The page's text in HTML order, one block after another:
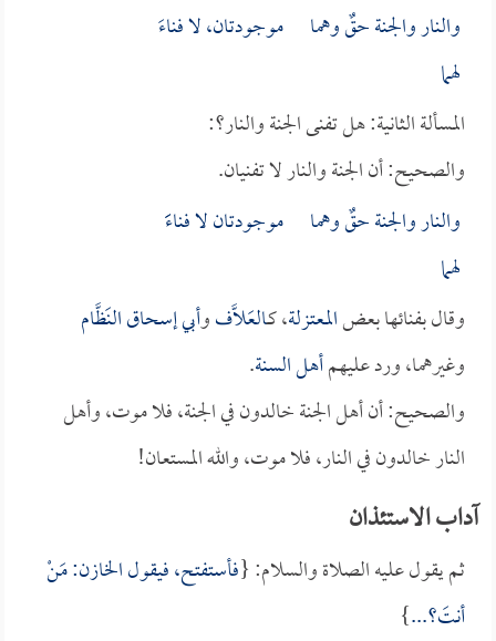
والنار والجنة حقٌ وهما موجودتان، لا فناءَ
لهما
المسألة الثانية: هل تفنى الجنة والنار؟:
والصحيح: أن الجنة والنار لا تفنيان.
والنار والجنة حقٌ وهما موجودتان لا فناءََ
لهما
وقال بفنائها بعضالمعتزلة، كـالعَلاَّفوأبي إسحاق النَظَّام
وغيرهما، ورد عليهمأهل السنة.
والصحيح: أن أهل الجنة خالدون في الجنة، فلا موت، وأهل
النار خالدون في النار، فلا موت، والله المستعان!
آداب الاستئذان
ثم يقول عليه الصلاة والسلام: {فأستفتح، فيقول الخازن: مَنْ
أنتَ؟...}